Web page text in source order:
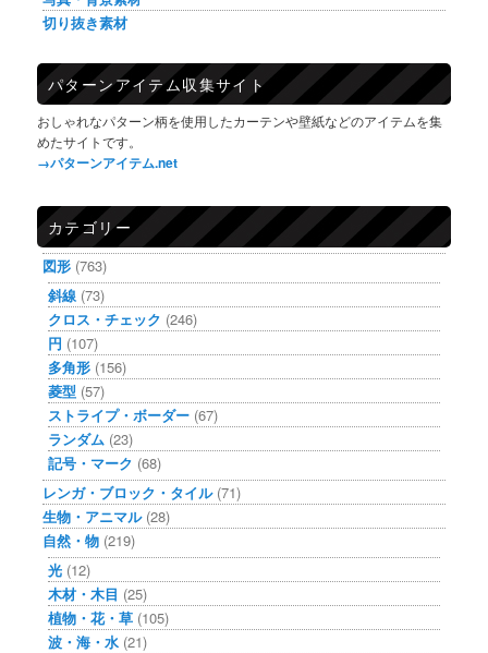
切り抜き素材
パターンアイテム収集サイト
おしゃれなパターン柄を使用したカーテンや壁紙などのアイテムを集
めたサイトです。
→パターンアイテム.net
カテゴリー
図形 (763)
斜線 (73)
クロス・チェック (246)
円 (107)
多角形 (156)
菱型 (57)
ストライプ・ボーダー (67)
ランダム (23)
記号・マーク (68)
レンガ・ブロック・タイル(71)
生物・アニマル(28)
自然・物 (219)
光 (12)
木材・木目 (25)
植物・花・草 (105)
波・海・水 (21)